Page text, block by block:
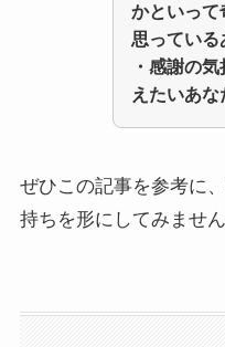
かといって
思っている
・感謝の
えたいあな
ぜひこの記事を参考に
持ちを形にしてみませ